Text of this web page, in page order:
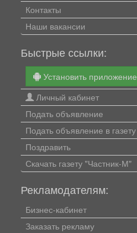
Контакты
Наши вакансии
Быстрые ссылки:
Установить приложение
Личный кабинет
Подать объявление
Подать объявление в газету
Поздравить
Скачать газету "Частник-М"
Рекламодателям:
Бизнес-кабинет
Заказать рекламу